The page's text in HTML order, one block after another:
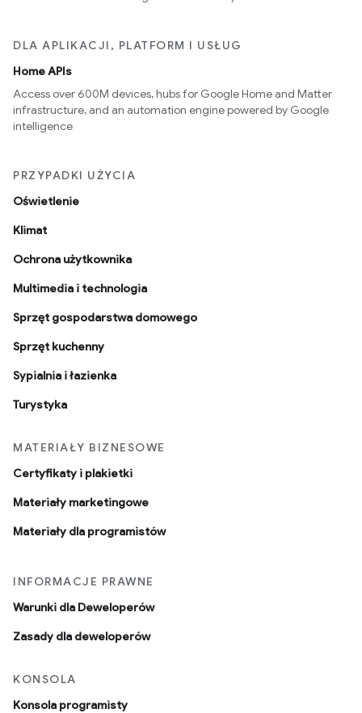
DLA APLIKACJI, PLATFORM I USŁUG
Home APIs
Access over 600M devices, hubs for Google Home and Matter
infrastructure, and an automation engine powered by Google
intelligence
PRZYPADKI UŻYCIA
Oświetlenie
Klimat
Ochrona użytkownika
Multimedia i technologia
Sprzęt gospodarstwa domowego
Sprzęt kuchenny
Sypialnia i łazienka
Turystyka
MATERIAŁY BIZNESOWE
Certyfikaty i plakietki
Materiały marketingowe
Materiały dla programistów
INFORMACJE PRAWNE
Warunki dla Deweloperów
Zasady dla deweloperów
KONSOLA
Konsola programisty